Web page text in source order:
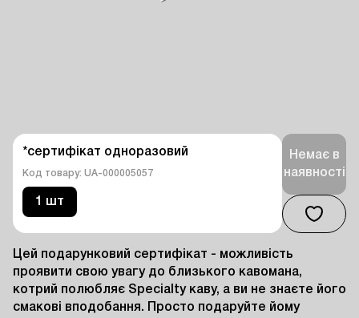
*сертифікат одноразовий
Код товару: UA-000005057
1 шт
Немає в
наявності
Цей подарунковий сертифікат - можливість
проявити свою увагу до близького кавомана,
котрий полюбляє Specialty каву, а ви не знаєте його
смакові вподобання. Просто подаруйте йому